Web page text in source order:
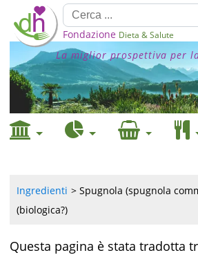
Fondazione Dieta & Salute
La miglior prospettiva per
Ingredienti
Spugnola (spugnola
(biologica?)
Questa pagina è stata tradotta